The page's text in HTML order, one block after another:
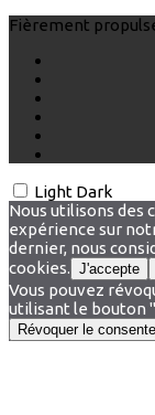
Fièrement
Light Dark
Nous utilisons des
expérience sur
dernier, nous
cookies. J'accepte
Vous pouvez
utilisant le bouton
Révoquer le